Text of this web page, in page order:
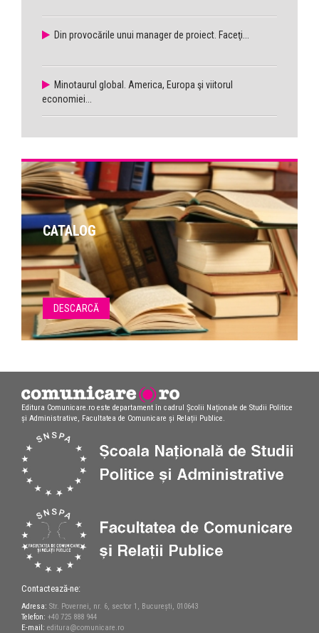
Din provocările unui manager de proiect. Faceţi...
Minotaurul global. America, Europa şi viitorul
economiei...
CATALOG
DESCARCĂ
Editura Comunicare.ro este departament în cadrul Școlii Naționale de Studii Politice
și Administrative, Facultatea de Comunicare și Relații Publice.
Contactează-ne:
Adresa: Str. Povernei, nr. 6, sector 1, București, 010643
Telefon: +40 725 888 944
E-mail: editura@comunicare.ro